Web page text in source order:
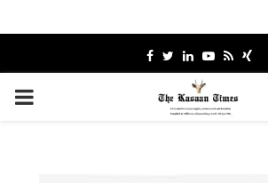
Facebook
TwitterLinkedinYoutube
RssXing
PRIMARY